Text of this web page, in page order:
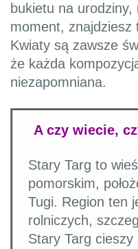
bukietu na
moment, znajdziesz
Kwiaty są zawsze
że każda
niezapomniana.
A czy wiecie,
Stary Targ to
pomorskim,
Tugi. Region ten
rolniczych,
Stary Targ